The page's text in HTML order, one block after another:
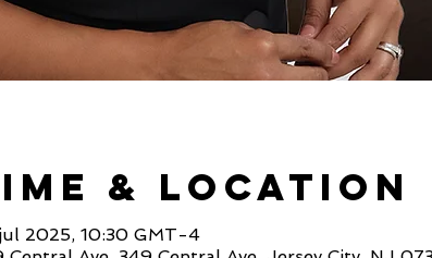
& Location
2025, 10:30 GMT-4